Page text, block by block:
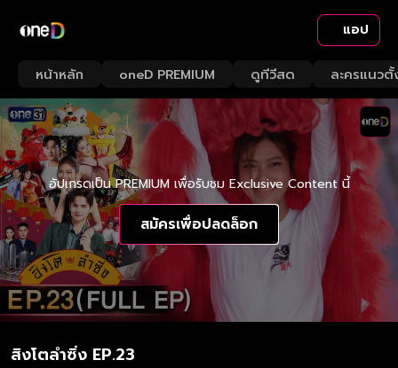
แอป
หน้าหลัก oneD PREMIUM ดูทีวีสด ละครแนวตั้
อัปเกรดเป็น PREMIUM เพื่อรับชม Exclusive Content นี้
สมัครเพื่อปลดล็อก
สิงโตลำซิ่ง EP.23